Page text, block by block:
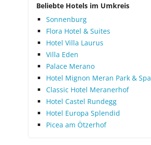
Beliebte Hotels im Umkreis
Sonnenburg
Flora Hotel & Suites
Hotel Villa Laurus
Villa Eden
Palace Merano
Hotel Mignon Meran Park & Spa
Classic Hotel Meranerhof
Hotel Castel Rundegg
Hotel Europa Splendid
Picea am Ötzerhof